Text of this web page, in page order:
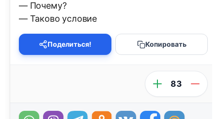
— Почему?
— Таково условие
Поделиться! Копировать
83